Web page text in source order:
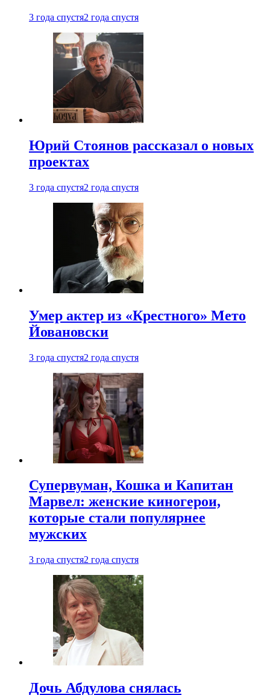
3 года спустя2 года спустя
Юрий Стоянов рассказал о новых
проектах
3 года спустя2 года спустя
Умер актер из «Крестного» Мето
Йовановски
3 года спустя2 года спустя
Супервуман, Кошка и Капитан
Марвел: женские киногерои,
которые стали популярнее
мужских
3 года спустя2 года спустя
Дочь Абдулова снялась